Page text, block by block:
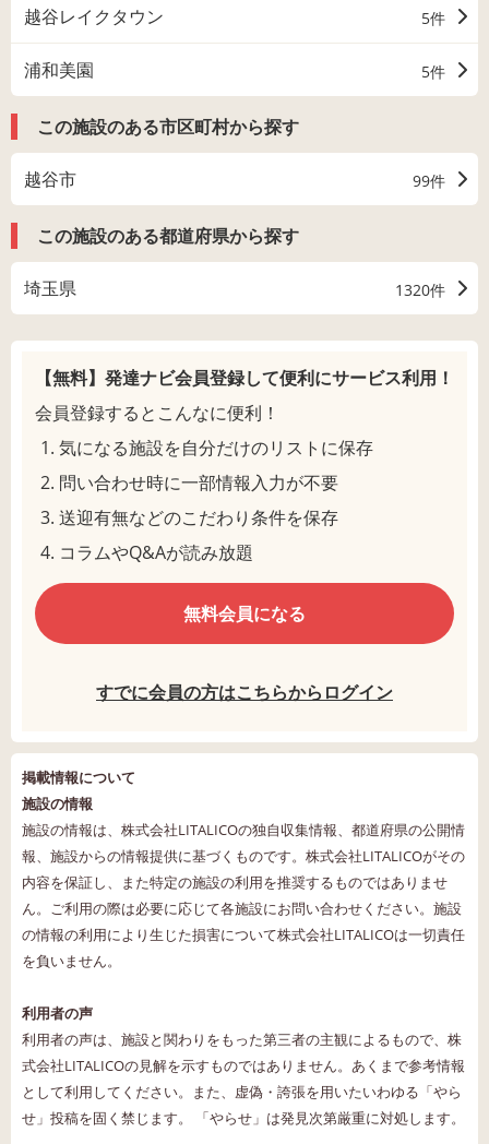
越谷レイクタウン 5件
浦和美園 5件
この施設のある市区町村から探す
越谷市 99件
この施設のある都道府県から探す
埼玉県 1320件
【無料】発達ナビ会員登録して便利にサービス利用！
会員登録するとこんなに便利！
気になる施設を自分だけのリストに保存
問い合わせ時に一部情報入力が不要
送迎有無などのこだわり条件を保存
コラムやQ&Aが読み放題
無料会員になる
すでに会員の方はこちらからログイン
掲載情報について
施設の情報
施設の情報は、株式会社LITALICOの独自収集情報、都道府県の公開情
報、施設からの情報提供に基づくものです。株式会社LITALICOがその
内容を保証し、また特定の施設の利用を推奨するものではありませ
ん。ご利用の際は必要に応じて各施設にお問い合わせください。施設
の情報の利用により生じた損害について株式会社LITALICOは一切責任
を負いません。
利用者の声
利用者の声は、施設と関わりをもった第三者の主観によるもので、株
式会社LITALICOの見解を示すものではありません。あくまで参考情報
として利用してください。また、虚偽・誇張を用いたいわゆる「やら
せ」投稿を固く禁じます。 「やらせ」は発見次第厳重に対処します。